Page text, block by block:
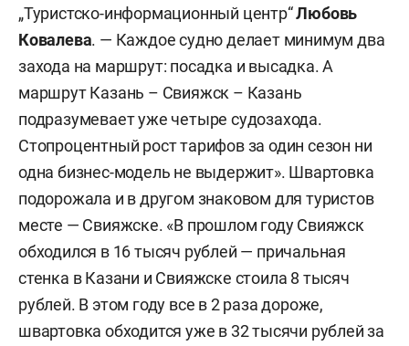
„Туристско-информационный центр“Любовь
Ковалева. — Каждое судно делает минимум два
захода на маршрут: посадка и высадка. А
маршрут Казань – Свияжск – Казань
подразумевает уже четыре судозахода.
Стопроцентный рост тарифов за один сезон ни
одна бизнес-модель не выдержит». Швартовка
подорожала и в другом знаковом для туристов
месте — Свияжске. «В прошлом году Свияжск
обходился в 16 тысяч рублей — причальная
стенка в Казани и Свияжске стоила 8 тысяч
рублей. В этом году все в 2 раза дороже,
швартовка обходится уже в 32 тысячи рублей за